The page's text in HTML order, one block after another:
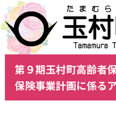
第９期玉村町高齢者
保険事業計画に係る